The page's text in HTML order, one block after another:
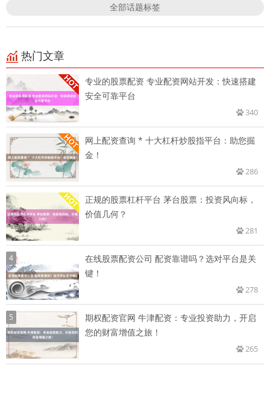
全部话题标签
热门文章
专业的股票配资 专业配资网站开发：快速搭建
安全可靠平台
340
网上配资查询 * 十大杠杆炒股指平台：助您掘
金！
286
正规的股票杠杆平台 茅台股票：投资风向标，
价值几何？
281
4
在线股票配资公司 配资靠谱吗？选对平台是关
键！
278
5
期权配资官网 牛津配资：专业投资助力，开启
您的财富增值之旅！
265